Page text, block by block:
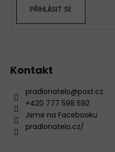
PŘIHLÁSIT SE
Kontakt
pradlonatelo@post.cz
+420 777 598 592
Jsme na Facebooku
pradlonatelo.cz/